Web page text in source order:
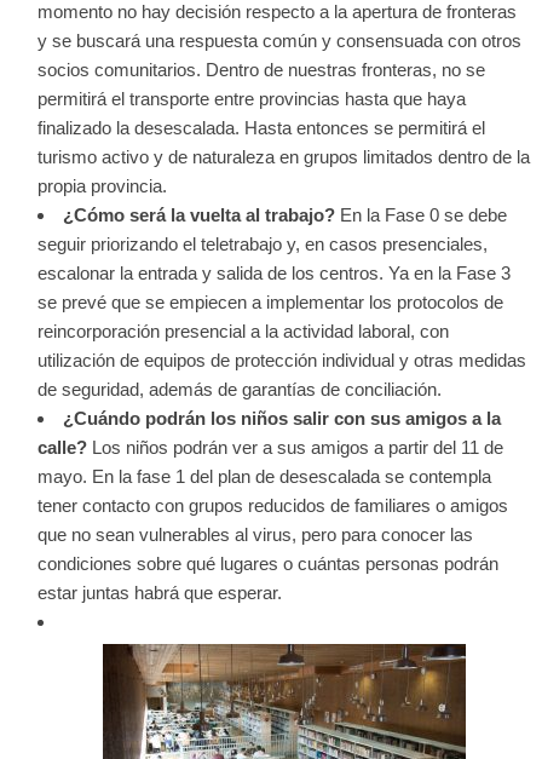
momento no hay decisión respecto a la apertura de fronteras
y se buscará una respuesta común y consensuada con otros
socios comunitarios. Dentro de nuestras fronteras, no se
permitirá el transporte entre provincias hasta que haya
finalizado la desescalada. Hasta entonces se permitirá el
turismo activo y de naturaleza en grupos limitados dentro de la
propia provincia.
¿Cómo será la vuelta al trabajo? En la Fase 0 se debe
seguir priorizando el teletrabajo y, en casos presenciales,
escalonar la entrada y salida de los centros. Ya en la Fase 3
se prevé que se empiecen a implementar los protocolos de
reincorporación presencial a la actividad laboral, con
utilización de equipos de protección individual y otras medidas
de seguridad, además de garantías de conciliación.
¿Cuándo podrán los niños salir con sus amigos a la
calle? Los niños podrán ver a sus amigos a partir del 11 de
mayo. En la fase 1 del plan de desescalada se contempla
tener contacto con grupos reducidos de familiares o amigos
que no sean vulnerables al virus, pero para conocer las
condiciones sobre qué lugares o cuántas personas podrán
estar juntas habrá que esperar.